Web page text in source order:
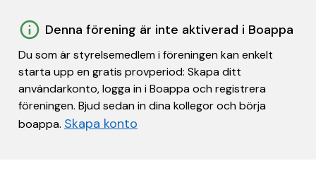
Denna förening är inte aktiverad i Boappa
Du som är styrelsemedlem i föreningen kan enkelt
starta upp en gratis provperiod: Skapa ditt
användarkonto, logga in i Boappa och registrera
föreningen. Bjud sedan in dina kollegor och börja
boappa. Skapa konto